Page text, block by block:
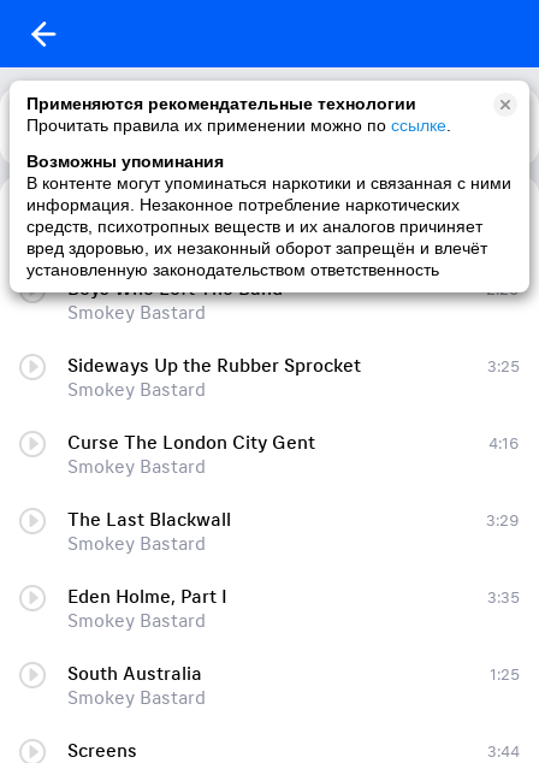
Применяются рекомендательные технологии
Прочитать правила их применении можно по ссылке
Возможны упоминания
В контенте могут упоминаться наркотики и связанная с ними
информация. Незаконное потребление наркотических
средств, психотропных веществ и их аналогов причиняет
вред здоровью, их незаконный оборот запрещён и влечёт
установленную законодательством ответственность
Каталог Рекомендации
Cheer Up, Love (Worse Things Happen at Sea), Part III
Smokey Bastard
Boys Who Left The Band
Smokey Bastard
2:29
Sideways Up the Rubber Sprocket
Smokey Bastard
3:25
Curse The London City Gent
Smokey Bastard
4:16
The Last Blackwall
Smokey Bastard
3:29
Eden Holme, Part I
Smokey Bastard
3:35
South Australia
Smokey Bastard
1:25
Screens
3:44